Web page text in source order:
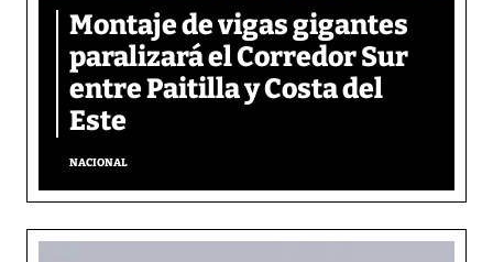
Montaje de vigas gigantes
paralizará el Corredor Sur
entre Paitilla y Costa del
Este
NACIONAL